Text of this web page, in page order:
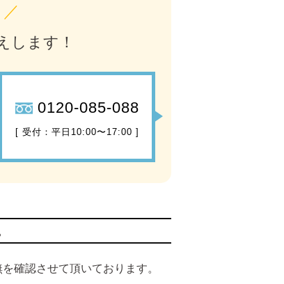
／
します！
0120-085-088
[ 受付：平日10:00〜17:00 ]
確認させて頂いております。